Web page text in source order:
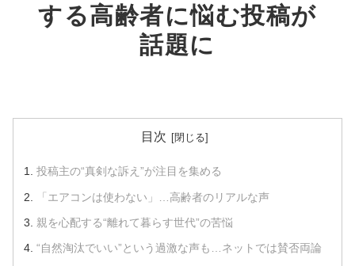
する高齢者に悩む投稿が
話題に
目次
投稿主の“真剣な訴え”が注目を集める
「エアコンは使わない」…高齢者のリアルな声
親を心配する“離れて暮らす世代”の苦悩
“自然淘汰でいい”という過激な声も…ネットでは賛否両論